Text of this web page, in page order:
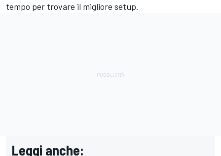
tempo per trovare il migliore setup.
Leggi anche: